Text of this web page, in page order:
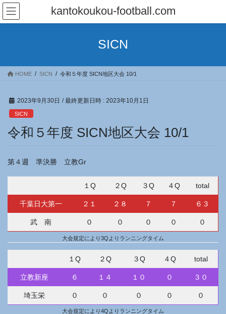
コ
ン
テ
ス
ナ
ビ
ゲ
ン
kantokoukou-football.com
SICN
HOME SICN 令和５年度 SICN地区大会 10/1
2023年9月30日 / 最終更新日時 : 2023年10月1日
SICN
令和５年度 SICN地区大会 10/1
第４週 準決勝 立教Gr
１Q ２Q ３Q ４Q total
千葉日大第一 ２１ ２８ ７ ７ ６３
武 南 ０ ０ ０ ０ ０
大会規定により3Qよりランニングタイム
１Q ２Q ３Q ４Q total
立教新座 ６ １４ １０ ０ ３０
埼玉栄 ０ ０ ０ ０ ０
大会規定により4Qよりランニングタイム